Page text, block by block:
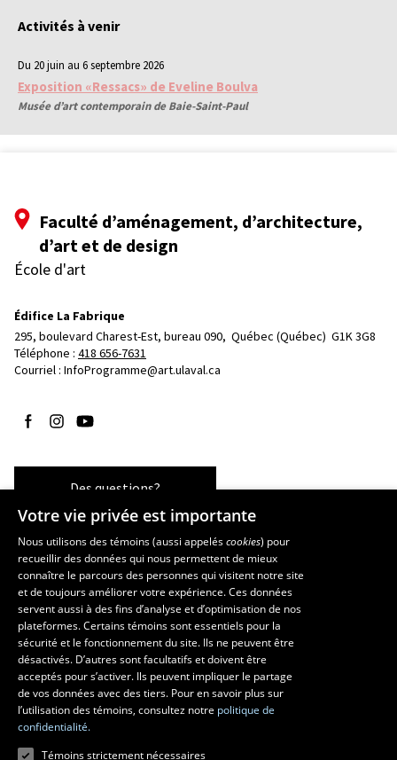
Activités à venir
Du 20 juin au 6 septembre 2026
Exposition «Ressacs» de Eveline Boulva
Musée d’art contemporain de Baie-Saint-Paul
Faculté d’aménagement, d’architecture,
d’art et de design
École d'art
Édifice La Fabrique
295, boulevard Charest-Est, bureau 090, Québec (Québec)  G1K 3G8
Téléphone : 418 656-7631
Courriel : InfoProgramme@art.ulaval.ca
Suivez-nous sur Facebook
Suivez-nous sur Instagram
Suivez-nous sur YouTube
Des questions?
Les écoles et la recherche
École supérieure d’aménagement du territoire et de développement
régional
École d’architecture
École de design
Centre de recherche en aménagement et développement
Votre vie privée est importante
Nous utilisons des témoins (aussi appeléscookies) pour
recueillir des données qui nous permettent de mieux
connaître le parcours des personnes qui visitent notre site
et de toujours améliorer votre expérience. Ces données
servent aussi à des fins d’analyse et d’optimisation de nos
plateformes. Certains témoins sont essentiels pour la
sécurité et le fonctionnement du site. Ils ne peuvent être
désactivés. D’autres sont facultatifs et doivent être
acceptés pour s’activer. Ils peuvent impliquer le partage
de vos données avec des tiers. Pour en savoir plus sur
l’utilisation des témoins, consultez notre politique de
confidentialité.
Témoins strictement nécessaires